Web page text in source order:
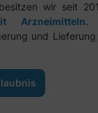
wir seit
Arzneimitteln.
und